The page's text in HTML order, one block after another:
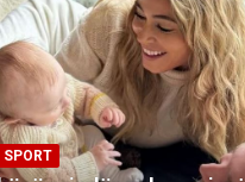
SPORT